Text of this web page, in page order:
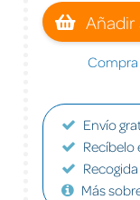
Añadir
Compra
Envío
Recíbelo
Más